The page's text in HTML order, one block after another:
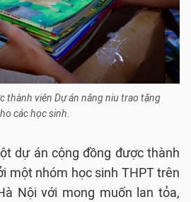
thành viên Dự án nâng niu trao tặng
các học sinh.
dự án cộng đồng được thành
một nhóm học sinh THPT trên
Nội với mong muốn lan tỏa,